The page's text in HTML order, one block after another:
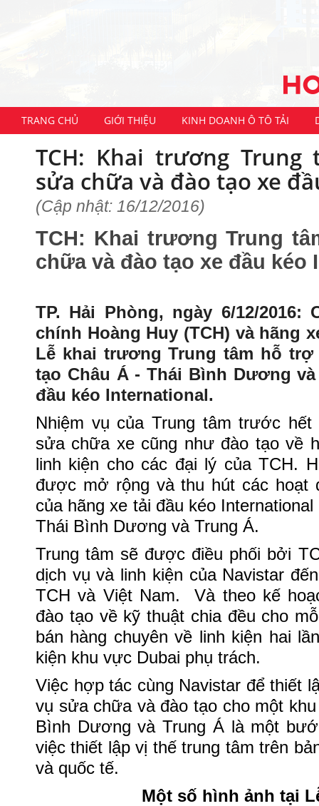
TRANG CHỦ GIỚI THIỆU KINH DOANH Ô TÔ TẢI
TCH: Khai trương
sửa chữa và đào tạo xe
(Cập nhật: 16/12/2016)
TCH: Khai trương Trung
chữa và đào tạo xe đầu kéo
TP. Hải Phòng, ngày 6/12/
chính Hoàng Huy (TCH) và hãng
Lễ khai trương Trung tâm hỗ
tạo Châu Á - Thái Bình Dương
đầu kéo International.
Nhiệm vụ của Trung tâm trước
sửa chữa xe cũng như đào tạo về
linh kiện cho các đại lý của TCH.
được mở rộng và thu hút các hoạt
của hãng xe tải đầu kéo
Thái Bình Dương và Trung Á.
Trung tâm sẽ được điều phối bởi
dịch vụ và linh kiện của Navistar
TCH và Việt Nam. Và theo kế
đào tạo về kỹ thuật chia đều cho
bán hàng chuyên về linh kiện hai
kiện khu vực Dubai phụ trách.
Việc hợp tác cùng Navistar để thiết
vụ sửa chữa và đào tạo cho một
Bình Dương và Trung Á là một
việc thiết lập vị thế trung tâm trên
và quốc tế.
Một số hình ảnh tại